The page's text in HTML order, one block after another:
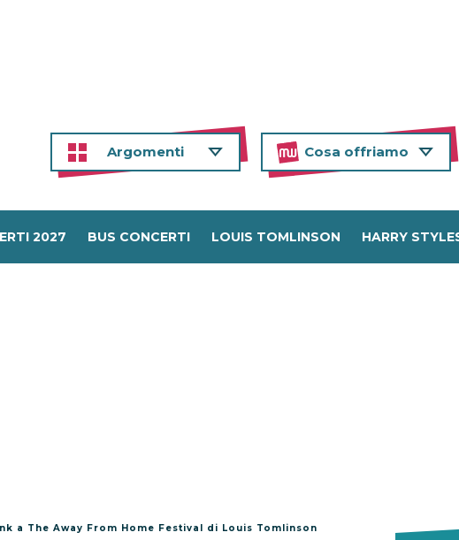
Argomenti Cosa offriamo
2027 BUS CONCERTI LOUIS TOMLINSON HARRY
a The Away From Home Festival di Louis Tomlinson